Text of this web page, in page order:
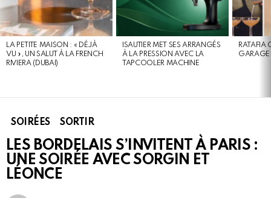
LA PETITE MAISON : « DÉJÀ
VU », UN SALUT À LA FRENCH
RIVIERA (DUBAI)
ISAUTIER MET SES ARRANGÉS
À LA PRESSION AVEC LA
TAPCOOLER MACHINE
RATAFIA
GARAGE
SOIRÉES SORTIR
LES BORDELAIS S’INVITENT À PARIS :
UNE SOIRÉE AVEC SORGIN ET
LÉONCE